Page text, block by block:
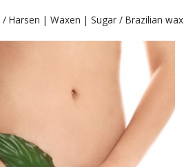
/ Harsen | Waxen | Sugar/ Brazilian wax